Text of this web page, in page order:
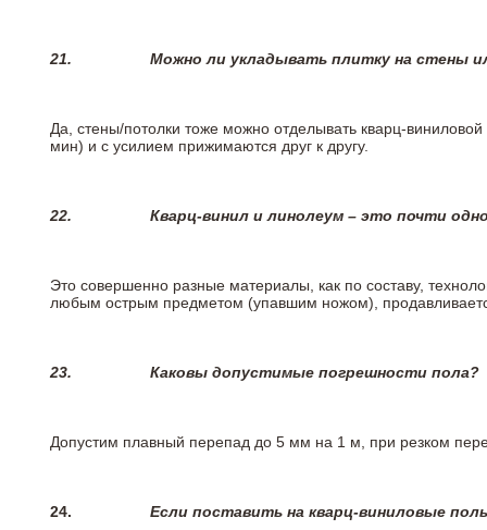
21. Можно ли укладывать плитку на стены
Да, стены/потолки тоже можно отделывать кварц-
мин) и с усилием прижимаются друг к другу.
22. Кварц-винил и линолеум – это почти
Это совершенно разные материалы, как по составу,
любым острым предметом (упавшим ножом),
23. Каковы допустимые погрешности пола?
Допустим плавный перепад до 5 мм на 1 м, при резком
24. Если поставить на кварц-виниловые